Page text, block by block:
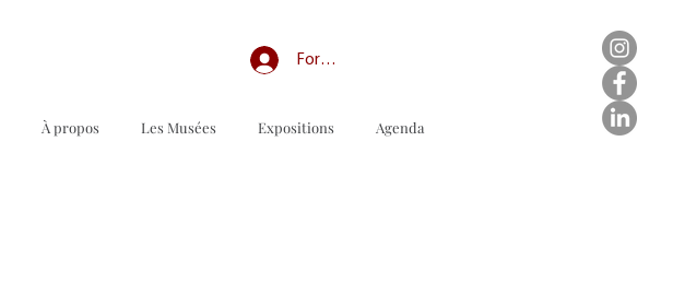
Forum professionnel/My Groups
À propos Les Musées Expositions Agenda